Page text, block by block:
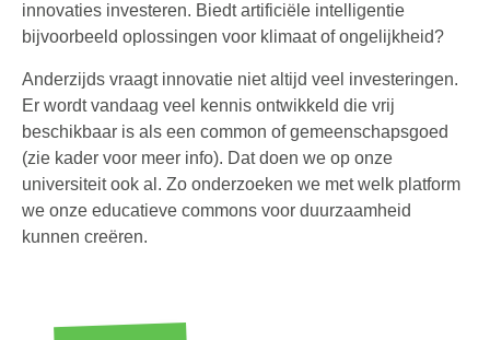
innovaties investeren. Biedt artificiële intelligentie
bijvoorbeeld oplossingen voor klimaat of ongelijkheid?
Anderzijds vraagt innovatie niet altijd veel investeringen.
Er wordt vandaag veel kennis ontwikkeld die vrij
beschikbaar is als een common of gemeenschapsgoed
(zie kader voor meer info). Dat doen we op onze
universiteit ook al. Zo onderzoeken we met welk platform
we onze educatieve commons voor duurzaamheid
kunnen creëren.